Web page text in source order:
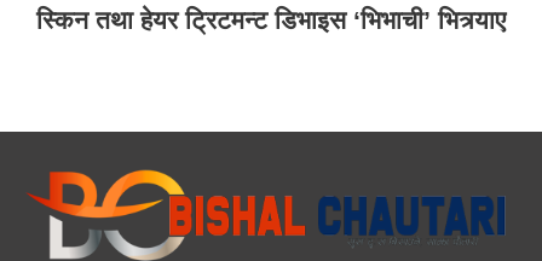
स्किन तथा हेयर ट्रिटमन्ट डिभाइस ‘भिभाची’ भित्र्याए